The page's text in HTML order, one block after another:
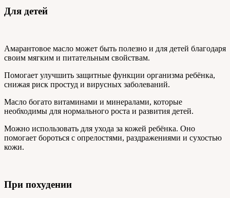
Для детей
Амарантовое масло может быть полезно и для детей благодаря
своим мягким и питательным свойствам.
Помогает улучшить защитные функции организма ребёнка,
снижая риск простуд и вирусных заболеваний.
Масло богато витаминами и минералами, которые
необходимы для нормального роста и развития детей.
Можно использовать для ухода за кожей ребёнка. Оно
помогает бороться с опрелостями, раздражениями и сухостью
кожи.
При похудении